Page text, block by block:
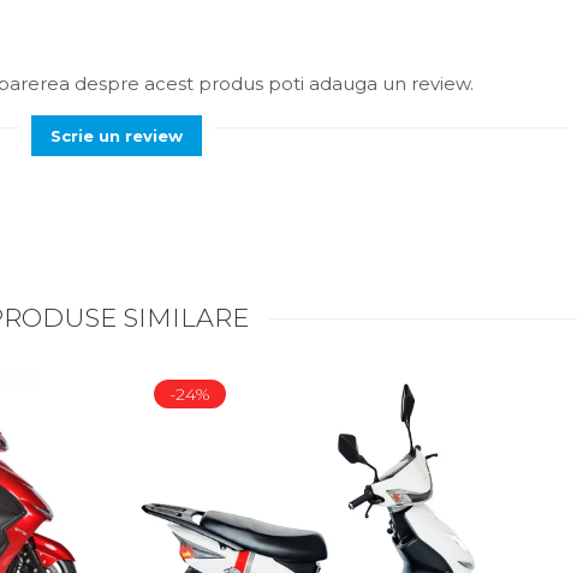
despre acest produs poti adauga un review.
Scrie un review
SIMILARE
-24%